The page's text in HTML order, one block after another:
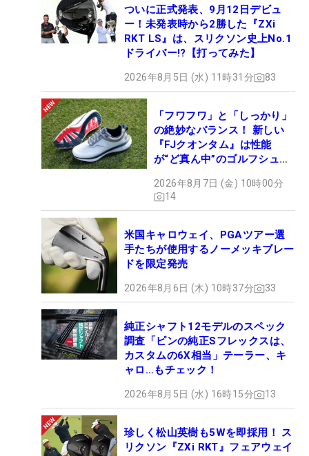
ついに正式発表、9月12日デビュ
ー！未発表時から2勝した『ZXi
RKT LS』は、スリクソン史上No.1
ドライバー!?【打ってみた】
2026年8月5日 (水) 11時31分 83
「フワフワ」と「しっかり」
の絶妙なバランス！ 新しい
『FJクオンタム』は性能
が“ど真ん中”のゴルフシュー
2026年8月7日 (金) 10時00分
14
米国キャロウェイ、PGAツアー選
手たちが使用するノーメッキブレー
ドを限定発売
2026年8月6日 (木) 10時37分 33
純正シャフト12モデルのスペック
調査「ピンの純正Sフレックスは、
カスタムの6X相当」テーラー、キ
ャロ…もチェック！
2026年8月5日 (水) 16時15分 13
珍しく松山英樹も5Wを即採用！ ス
リクソン『ZXi RKT』フェアウェイ